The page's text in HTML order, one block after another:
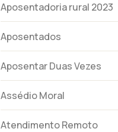
Aposentadoria rural 2023
Aposentados
Aposentar Duas Vezes
Assédio Moral
Atendimento Remoto